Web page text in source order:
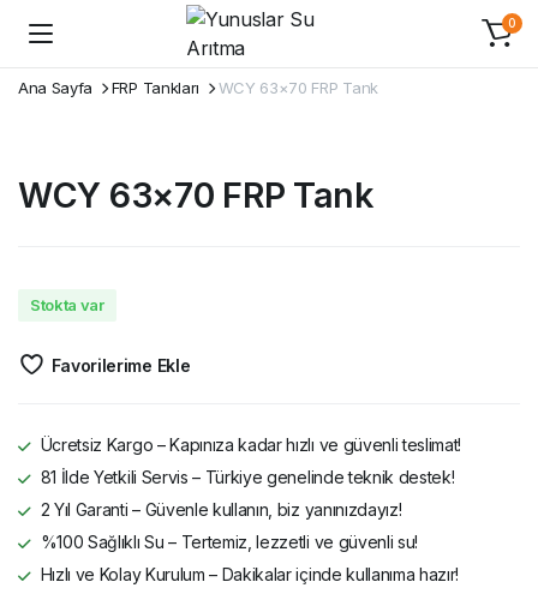
0
Ana Sayfa FRP Tankları WCY 63×70 FRP Tank
WCY 63×70 FRP Tank
Stokta var
Favorilerime Ekle
Ücretsiz Kargo – Kapınıza kadar hızlı ve güvenli teslimat!
81 İlde Yetkili Servis – Türkiye genelinde teknik destek!
2 Yıl Garanti – Güvenle kullanın, biz yanınızdayız!
%100 Sağlıklı Su – Tertemiz, lezzetli ve güvenli su!
Hızlı ve Kolay Kurulum – Dakikalar içinde kullanıma hazır!